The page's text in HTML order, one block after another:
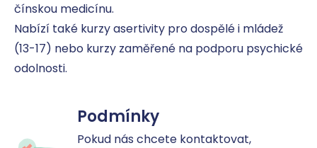
čínskou medicínu.
Nabízí také kurzy asertivity pro dospělé i mládež
(13-17) nebo kurzy zaměřené na podporu psychické
odolnosti.
Podmínky
Pokud nás chcete kontaktovat,